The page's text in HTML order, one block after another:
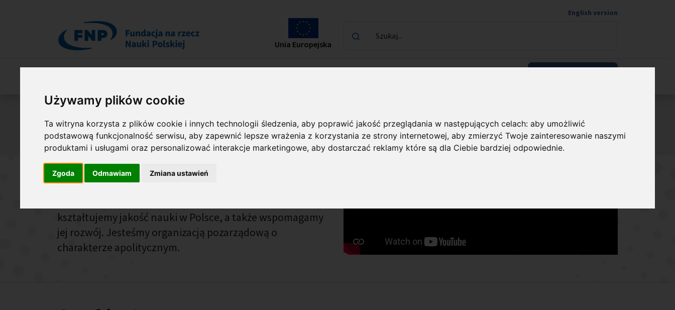
Używamy plików cookie
Ta witryna korzysta z plików cookie i innych technologii śledzenia, aby poprawić jakość przeglądania w następujących celach:aby umożliwić
podstawową funkcjonalność serwisu,aby zapewnić lepsze wrażenia z korzystania ze strony internetowej,aby zmierzyć Twoje zainteresowanie naszymi
produktami i usługami oraz personalizować interakcje marketingowe,aby dostarczać reklamy które są dla Ciebie bardziej odpowiednie.
Zgoda Odmawiam Zmiana ustawień
Unia Europejska
English version
Szukaj...
Jesteś tutaj:
O Fundacji O nas Misja i wartości
Misja i wartości Historia Standardy działalności Finansowanie działalności Ewaluacja programowa Sieci współpracy
Od 1991 roku wspieramy naukowców i naukowczynie,
kształtujemy jakość nauki w Polsce, a także wspomagamy
jej rozwój. Jesteśmy organizacją pozarządową o
charakterze apolitycznym.